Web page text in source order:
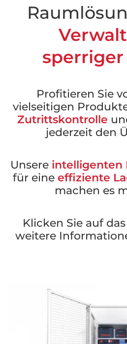
Profitieren Sie
vielseitigen
Zutrittskontrolle
jederzeit den
Unsere intelligenten
für eine effiziente
machen es
Klicken Sie auf
weitere